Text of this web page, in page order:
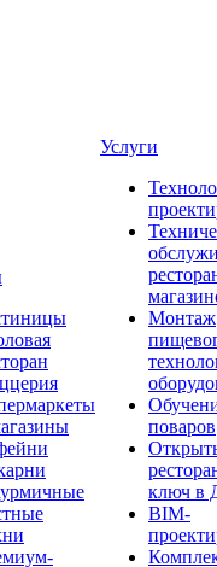
Услуги
Монтаж
поваров
ключ в
BIM-